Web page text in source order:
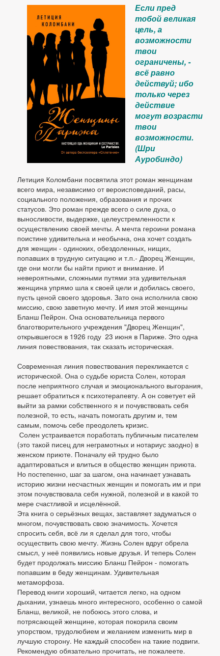
Если пред
тобой великая
цель, а
возможности
твои
ограничены, -
всё равно
действуй; ибо
только через
действие
могут возрасти
твои
возможности.
(Шри
Ауробиндо)
Летиция Коломбани посвятила этот роман женщинам
всего мира, независимо от вероисповеданий, расы,
социального положения, образования и прочих
статусов. Это роман прежде всего о силе духа, о
выносливости, выдержке, целеустремленности к
осуществлению своей мечты. А мечта героини романа
поистине удивительна и необычна, она хочет создать
для женщин - одиноких, обездоленных, нищих,
попавших в трудную ситуацию и т.п.- Дворец Женщин,
где они могли бы найти приют и внимание. И
невероятными, сложными путями эта удивительная
женщина упрямо шла к своей цели и добилась своего,
пусть ценой своего здоровья. Зато она исполнила свою
миссию, свою заветную мечту. И имя этой женщины
Бланш Пейрон. Она основательница первого
благотворительного учреждения "Дворец Женщин",
открывшегося в 1926 году 23 июня в Париже. Это одна
линия повествования, так сказать историческая.
Современная линия повествования перекликается с
исторической. Она о судьбе юриста Солен, которая
после неприятного случая и эмоционального выгорания,
решает обратиться к психотерапевту. А он советует ей
выйти за рамки собственного я и почувствовать себя
полезной, то есть, начать помогать другим и, тем
самым, помочь себе преодолеть кризис.
Солен устраивается поработать публичным писателем
(это такой писец для неграмотных и нотариус заодно) в
женском приюте. Поначалу ей трудно было
адаптироваться и влиться в общество женщин приюта.
Но постепенно, шаг за шагом, она начинает узнавать
историю жизни несчастных женщин и помогать им и при
этом почувствовала себя нужной, полезной и в какой то
мере счастливой и исцелённой.
Эта книга о серьёзных вещах, заставляет задуматься о
многом, почувствовать свою значимость. Хочется
спросить себя, всё ли я сделал для того, чтобы
осуществить свою мечту. Жизнь Солен вдруг обрела
смысл, у неё появились новые друзья. И теперь Солен
будет продолжать миссию Бланш Пейрон - помогать
попавшим в беду женщинам. Удивительная
метаморфоза.
Перевод книги хороший, читается легко, на одном
дыхании, узнаешь много интересного, особенно о самой
Бланш, великой, не побоюсь этого слова, и
потрясающей женщине, которая покорила своим
упорством, трудолюбием и желанием изменить мир в
лучшую сторону. Не каждый способен на такие подвиги.
Рекомендую обязательно прочитать, не пожалеете.